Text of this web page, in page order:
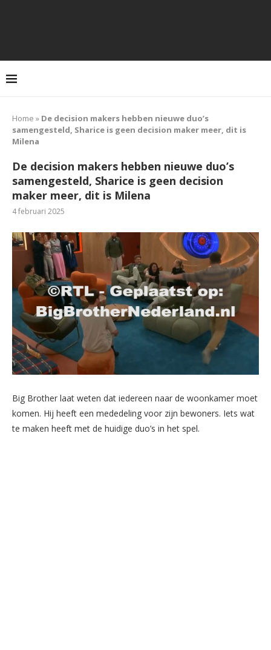
Home » De decision makers hebben nieuwe duo’s
samengesteld, Sharice is geen decision maker meer, dit is
Milena
De decision makers hebben nieuwe duo’s
samengesteld, Sharice is geen decision
maker meer, dit is Milena
4 februari 2025
Big Brother laat weten dat iedereen naar de woonkamer moet
komen. Hij heeft een mededeling voor zijn bewoners. Iets wat
te maken heeft met de huidige duo’s in het spel.